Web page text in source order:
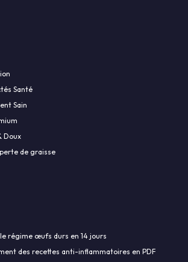
Santé
Sain
Doux
de graisse
régime œufs durs en 14 jours
des recettes anti-inflammatoires en PDF